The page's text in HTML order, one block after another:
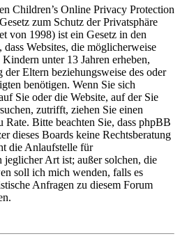
Children’s Online Privacy Protection
zum Schutz der Privatsphäre
von 1998) ist ein Gesetz in den
Websites, die möglicherweise
unter 13 Jahren erheben,
Eltern beziehungsweise des oder
benötigen. Wenn Sie sich
Sie oder die Website, auf der Sie
zutrifft, ziehen Sie einen
Rate. Bitte beachten Sie, dass phpBB
dieses Boards keine Rechtsberatung
die Anlaufstelle für
jeglicher Art ist; außer solchen, die
soll ich mich wenden, falls es
Anfragen zu diesem Forum